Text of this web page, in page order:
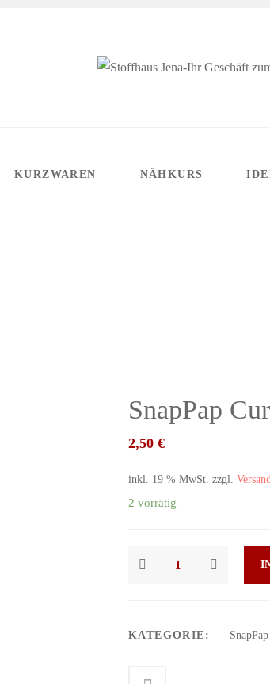
KURZWAREN NÄHKURS
SnapPap
2,50 €
inkl. 19 % MwSt. zzgl.
2 vorrätig
KATEGORIE: SnapPap